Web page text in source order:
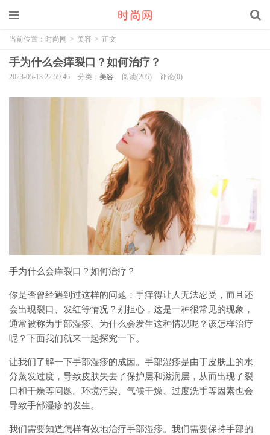
当前位置： 时尚网 > 美容 > 正文
手为什么会痒裂口？如何治疗？
2023-05-13 22:59:46 分类： 美容 阅读(205) 评论(0)
手为什么会痒裂口？如何治疗？
你是否曾经遇到过这样的问题：手痒得让人无法忍受，而且还
会出现裂口、发红等情况？别担心，这是一种很常见的现象，
通常被称为手部湿疹。为什么会发生这种情况呢？该怎样治疗
呢？下面我们就来一起探究一下。
让我们了解一下手部湿疹的成因。手部湿疹是由于皮肤上的水
分蒸发过度，导致皮肤失去了保护层和滋润层，从而出现了裂
口和干燥等问题。环境污染、气候干燥、过度洗手等因素也会
导致手部湿疹的发生。
我们需要知道怎样有效地治疗手部湿疹。我们需要保持手部的